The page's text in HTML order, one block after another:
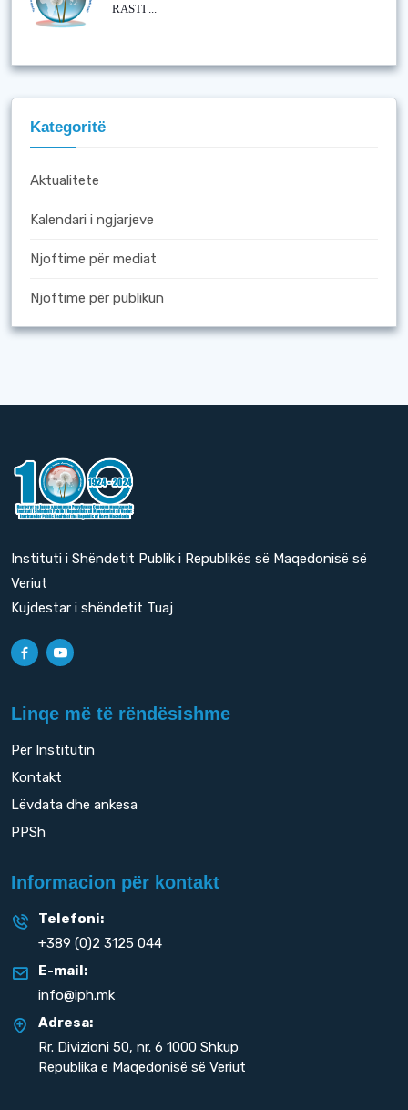
RASTI ...
Kategoritë
Aktualitete
Kalendari i ngjarjeve
Njoftime për mediat
Njoftime për publikun
Instituti i Shëndetit Publik i Republikës së Maqedonisë së
Veriut
Kujdestar i shëndetit Tuaj
Linqe më të rëndësishme
Për Institutin
Kontakt
Lëvdata dhe ankesa
PPSh
Informacion për kontakt
Telefoni:
+389 (0)2 3125 044
E-mail:
info@iph.mk
Adresa:
Rr. Divizioni 50, nr. 6 1000 Shkup
Republika e Maqedonisë së Veriut